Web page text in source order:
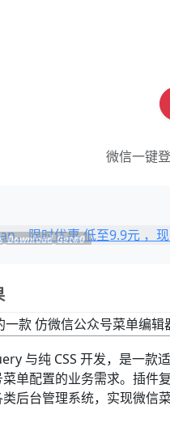
微信一键
与纯 CSS 开发，是一款
单配置的业务需求。插件
后台管理系统，实现微信